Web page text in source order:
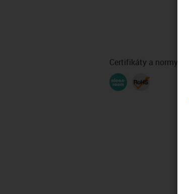
Certifikáty a normy